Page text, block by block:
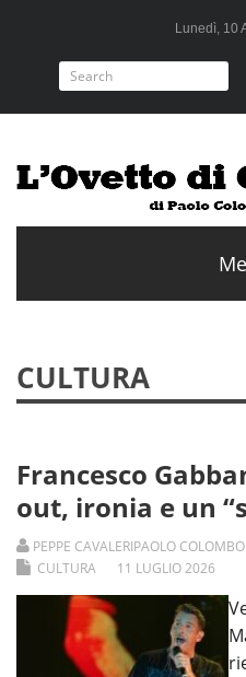
Lunedì, 10
CULTURA
Francesco
out, ironia e un
PEPPE CAVALERIPAOLO COLOMBO
CULTURA
11 LUGLIO2026